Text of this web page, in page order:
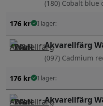
(180) Cobalt blue
176 kr I lager:
Akvarellfärg
(097) Cadmium
176 kr I lager:
Akvarellfärg